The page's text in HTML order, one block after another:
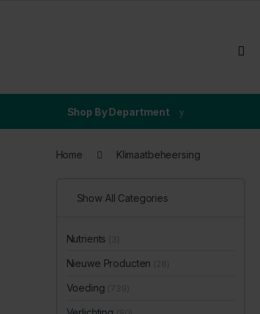
Open
Shop By Department
Home Klimaatbeheersing
Show All Categories
Nutrients
Nieuwe Producten
Voeding